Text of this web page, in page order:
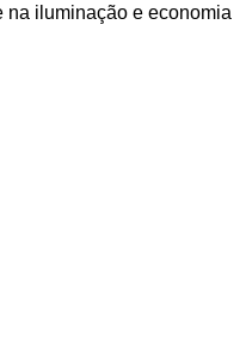
na iluminação e economia